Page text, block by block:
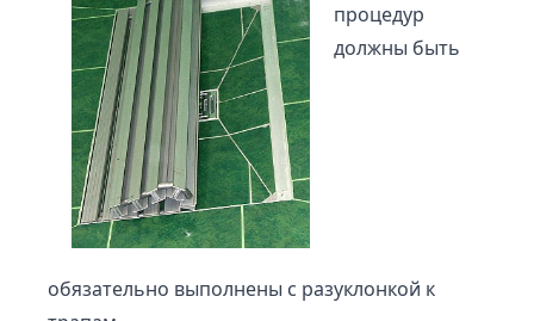
процедур
должны быть
обязательно выполнены с разуклонкой к